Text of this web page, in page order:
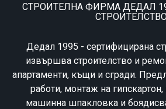
СТРОИТЕЛНА ФИРМА ДЕДАЛ
Дедал 1995 - сертифицирана
извършва строителство и
апартаменти, къщи и сгради.
работи, монтаж на гипскартон,
машинна шпакловка и